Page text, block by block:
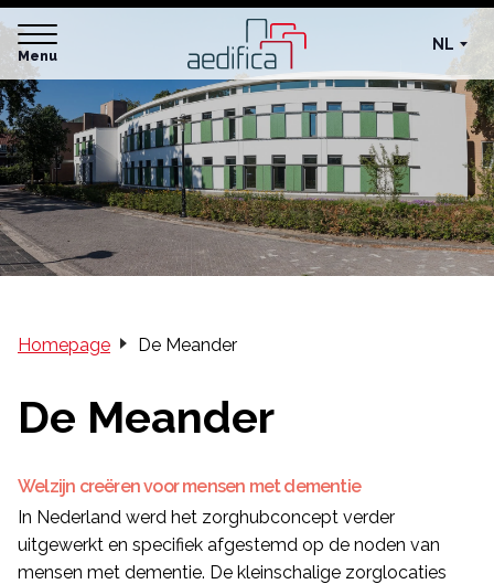
Menu
NL
Homepage De Meander
De Meander
Welzijn creëren voor mensen met dementie
In Nederland werd het zorghubconcept verder
uitgewerkt en specifiek afgestemd op de noden van
mensen met dementie. De kleinschalige zorglocaties